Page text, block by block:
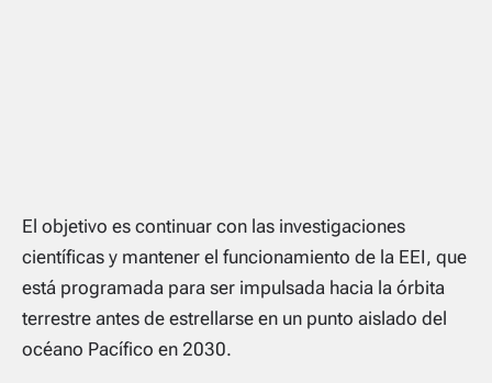
El objetivo es continuar con las investigaciones
científicas y mantener el funcionamiento de la EEI, que
está programada para ser impulsada hacia la órbita
terrestre antes de estrellarse en un punto aislado del
océano Pacífico en 2030.